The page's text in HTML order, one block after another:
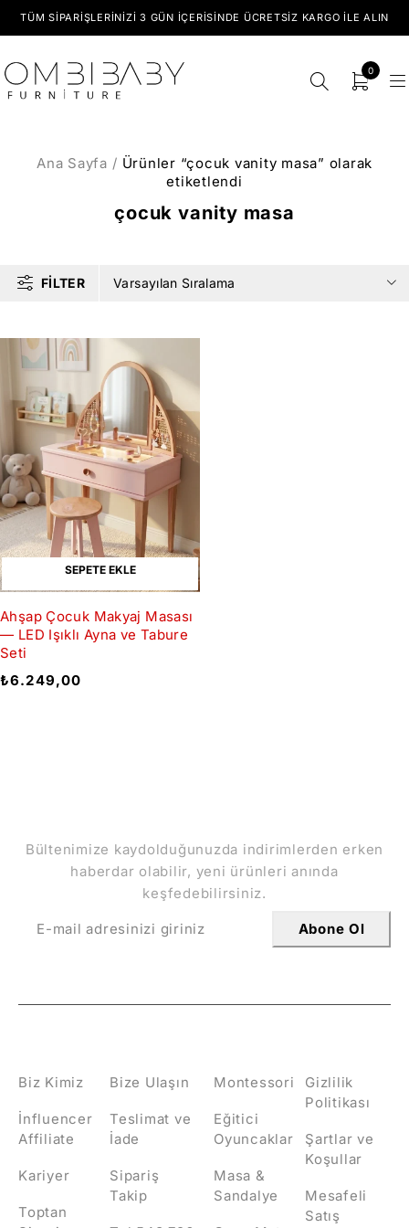
TÜM SIPARIŞLERINIZI 3 GÜN İÇERISINDE ÜCRETSIZ KARGO ILE ALIN
0
çocuk vanity masa
Ana Sayfa / Ürünler “çocuk vanity masa” olarak
etiketlendi
FILTER Varsayılan Sıralama
SEPETE EKLE
Ahşap Çocuk Makyaj Masası
— LED Işıklı Ayna ve Tabure
Seti
₺6.249,00
Bültenimize kaydolduğunuzda indirimlerden erken
haberdar olabilir, yeni ürünleri anında
keşfedebilirsiniz.
Abone Ol
Bize Ulaşın
Teslimat ve
İade
Sipariş
Takip
Montessori
Eğitici
Oyuncaklar
Masa &
Sandalye
Biz Kimiz
İnfluencer
Affiliate
Kariyer
Toptan
Gizlilik
Politikası
Şartlar ve
Koşullar
Mesafeli
Satış